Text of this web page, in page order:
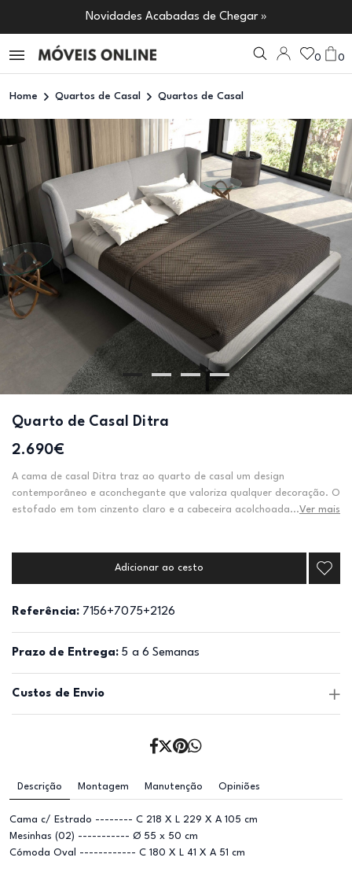
Novidades Acabadas de Chegar »
0 0
Home Quartos de Casal Quartos de Casal
Quarto de Casal Ditra
2.690€
A cama de casal Ditra traz ao quarto de casal um design
contemporâneo e aconchegante que valoriza qualquer decoração. O
estofado em tom cinzento claro e a cabeceira acolchoada...Ver mais
Adicionar ao cesto
Referência: 7156+7075+2126
Prazo de Entrega: 5 a 6 Semanas
Custos de Envio
Descrição Montagem Manutenção Opiniões
Cama c/ Estrado -------- C 218 X L 229 X A 105 cm
Mesinhas (02) ----------- Ø 55 x 50 cm
Cómoda Oval ------------ C 180 X L 41 X A 51 cm